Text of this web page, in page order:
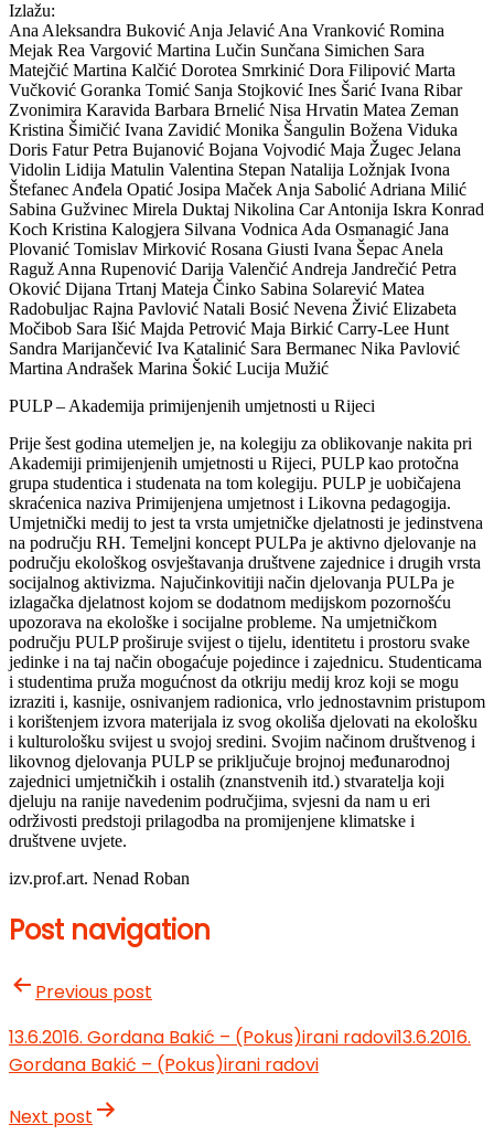
Izlažu:
Ana Aleksandra Buković Anja Jelavić Ana Vranković Romina
Mejak Rea Vargović Martina Lučin Sunčana Simichen Sara
Matejčić Martina Kalčić Dorotea Smrkinić Dora Filipović Marta
Vučković Goranka Tomić Sanja Stojković Ines Šarić Ivana Ribar
Zvonimira Karavida Barbara Brnelić Nisa Hrvatin Matea Zeman
Kristina Šimičić Ivana Zavidić Monika Šangulin Božena Viduka
Doris Fatur Petra Bujanović Bojana Vojvodić Maja Žugec Jelana
Vidolin Lidija Matulin Valentina Stepan Natalija Ložnjak Ivona
Štefanec Anđela Opatić Josipa Maček Anja Sabolić Adriana Milić
Sabina Gužvinec Mirela Duktaj Nikolina Car Antonija Iskra Konrad
Koch Kristina Kalogjera Silvana Vodnica Ada Osmanagić Jana
Plovanić Tomislav Mirković Rosana Giusti Ivana Šepac Anela
Raguž Anna Rupenović Darija Valenčić Andreja Jandrečić Petra
Oković Dijana Trtanj Mateja Činko Sabina Solarević Matea
Radobuljac Rajna Pavlović Natali Bosić Nevena Živić Elizabeta
Močibob Sara Išić Majda Petrović Maja Birkić Carry-Lee Hunt
Sandra Marijančević Iva Katalinić Sara Bermanec Nika Pavlović
Martina Andrašek Marina Šokić Lucija Mužić
PULP – Akademija primijenjenih umjetnosti u Rijeci
Prije šest godina utemeljen je, na kolegiju za oblikovanje nakita pri
Akademiji primijenjenih umjetnosti u Rijeci, PULP kao protočna
grupa studentica i studenata na tom kolegiju. PULP je uobičajena
skraćenica naziva Primijenjena umjetnost i Likovna pedagogija.
Umjetnički medij to jest ta vrsta umjetničke djelatnosti je jedinstvena
na području RH. Temeljni koncept PULPa je aktivno djelovanje na
području ekološkog osvještavanja društvene zajednice i drugih vrsta
socijalnog aktivizma. Najučinkovitiji način djelovanja PULPa je
izlagačka djelatnost kojom se dodatnom medijskom pozornošću
upozorava na ekološke i socijalne probleme. Na umjetničkom
području PULP proširuje svijest o tijelu, identitetu i prostoru svake
jedinke i na taj način obogaćuje pojedince i zajednicu. Studenticama
i studentima pruža mogućnost da otkriju medij kroz koji se mogu
izraziti i, kasnije, osnivanjem radionica, vrlo jednostavnim pristupom
i korištenjem izvora materijala iz svog okoliša djelovati na ekološku
i kulturološku svijest u svojoj sredini. Svojim načinom društvenog i
likovnog djelovanja PULP se priključuje brojnoj međunarodnoj
zajednici umjetničkih i ostalih (znanstvenih itd.) stvaratelja koji
djeluju na ranije navedenim područjima, svjesni da nam u eri
održivosti predstoji prilagodba na promijenjene klimatske i
društvene uvjete.
izv.prof.art. Nenad Roban
Post navigation
Previous post
13.6.2016. Gordana Bakić – (Pokus)irani radovi13.6.2016.
Gordana Bakić – (Pokus)irani radovi
Next post